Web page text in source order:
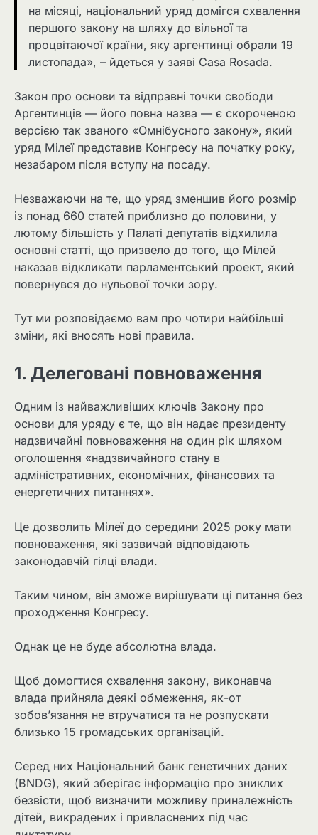
на місяці, національний уряд домігся схвалення
першого закону на шляху до вільної та
процвітаючої країни, яку аргентинці обрали 19
листопада», – йдеться у заяві Casa Rosada.
Закон про основи та відправні точки свободи
Аргентинців — його повна назва — є скороченою
версією так званого «Омнібусного закону», який
уряд Мілеї представив Конгресу на початку року,
незабаром після вступу на посаду.
Незважаючи на те, що уряд зменшив його розмір
із понад 660 статей приблизно до половини, у
лютому більшість у Палаті депутатів відхилила
основні статті, що призвело до того, що Мілей
наказав відкликати парламентський проект, який
повернувся до нульової точки зору.
Тут ми розповідаємо вам про чотири найбільші
зміни, які вносять нові правила.
1. Делеговані повноваження
Одним із найважливіших ключів Закону про
основи для уряду є те, що він надає президенту
надзвичайні повноваження на один рік шляхом
оголошення «надзвичайного стану в
адміністративних, економічних, фінансових та
енергетичних питаннях».
Це дозволить Мілеї до середини 2025 року мати
повноваження, які зазвичай відповідають
законодавчій гілці влади.
Таким чином, він зможе вирішувати ці питання без
проходження Конгресу.
Однак це не буде абсолютна влада.
Щоб домогтися схвалення закону, виконавча
влада прийняла деякі обмеження, як-от
зобов’язання не втручатися та не розпускати
близько 15 громадських організацій.
Серед них Національний банк генетичних даних
(BNDG), який зберігає інформацію про зниклих
безвісти, щоб визначити можливу приналежність
дітей, викрадених і привласнених під час